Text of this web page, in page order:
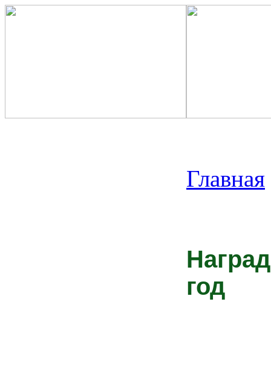
Главная
год